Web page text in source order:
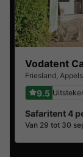
Vodatent
Friesland,
9.5
Safaritent 4
Van 29 tot 30